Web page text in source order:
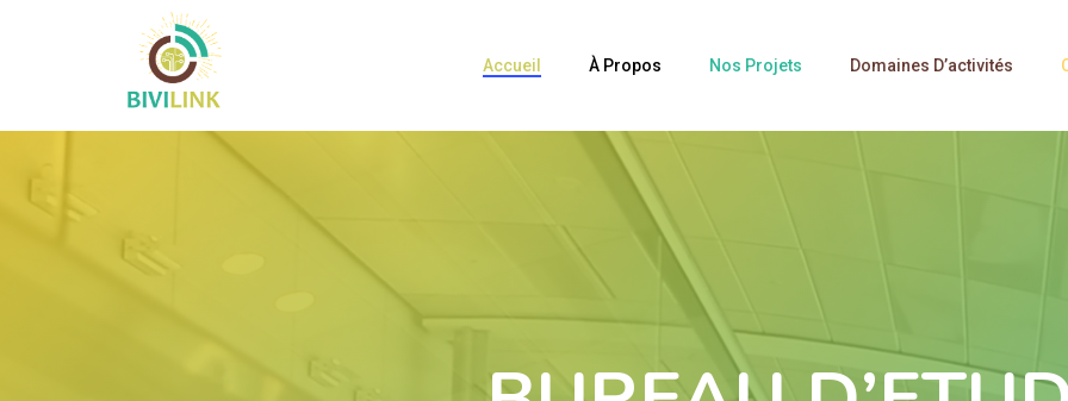
Accueil À Propos Nos Projets Domaines D’activités